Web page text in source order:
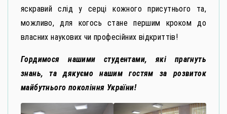
яскравий слід у серці кожного присутнього та,
можливо, для когось стане першим кроком до
власних наукових чи професійних відкриттів!
Гордимося нашими студентами, які прагнуть
знань, та дякуємо нашим гостям за розвиток
майбутнього покоління України!